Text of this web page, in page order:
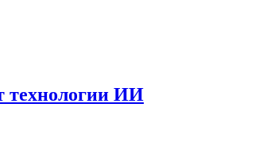
технологии ИИ